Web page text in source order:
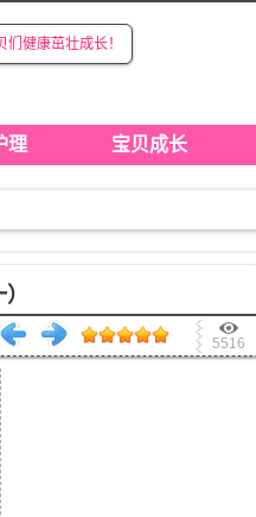
健康茁壮成长！
理 宝贝成长
5516